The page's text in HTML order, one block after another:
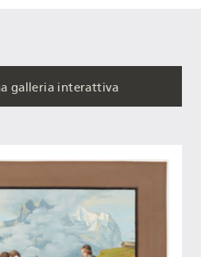
galleria interattiva